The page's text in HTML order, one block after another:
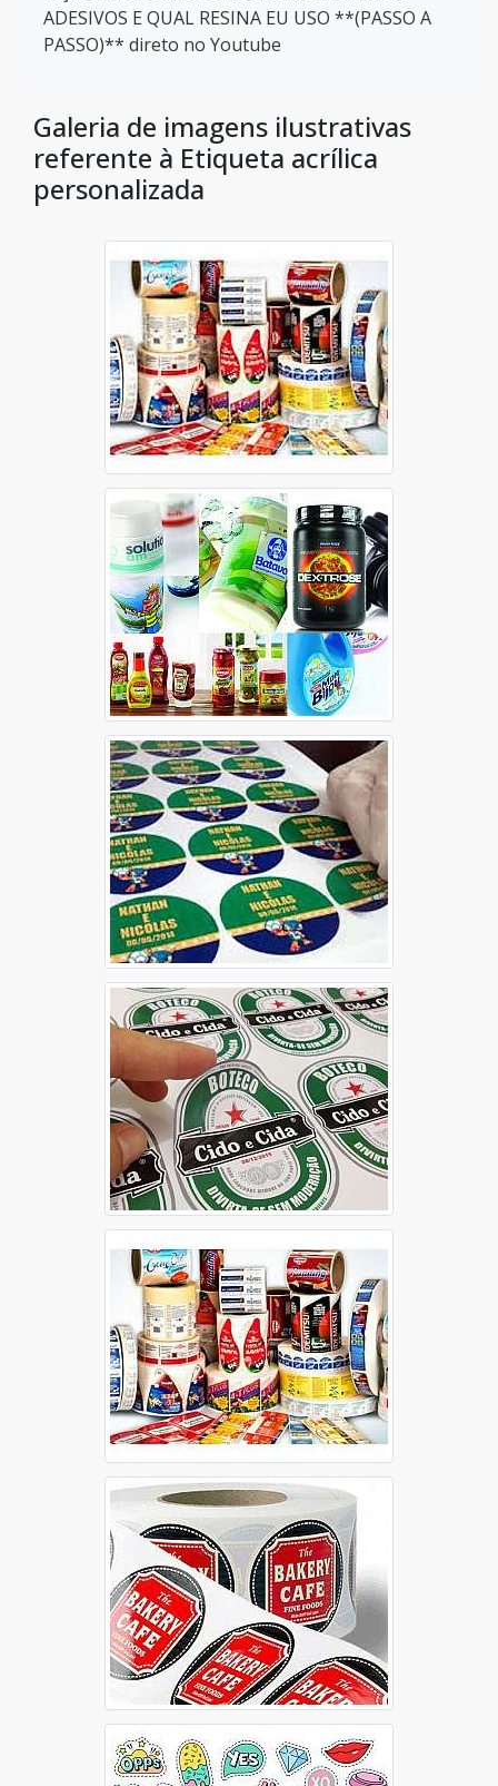
ADESIVOS E QUAL RESINA EU USO **(PASSO A
PASSO)** direto no Youtube
Galeria de imagens ilustrativas
referente à Etiqueta acrílica
personalizada